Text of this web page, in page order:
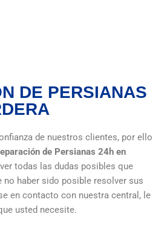
DE PERSIANAS
de nuestros clientes, por ello
de Persianas 24h en
todas las dudas posibles que
no haber sido posible resolver sus
en contacto con nuestra central, le
usted necesite.